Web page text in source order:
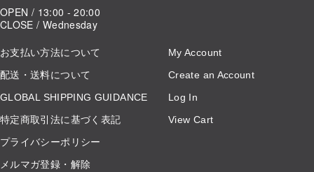
OPEN / 13:00 - 20:00
CLOSE / Wednesday
お支払い方法について
配送・送料について
GLOBAL SHIPPING GUIDANCE
特定商取引法に基づく表記
プライバシーポリシー
メルマガ登録・解除
My Account
Create an Account
Log In
View Cart